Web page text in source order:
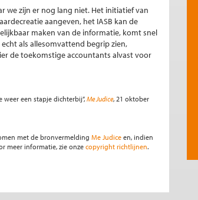
we zijn er nog lang niet. Het initiatief van
aangeven, het IASB kan de
maken van de informatie, komt snel
als allesomvattend begrip zien,
de toekomstige accountants alvast voor
een stapje dichterbij”, Me Judice, 21 oktober
met de bronvermelding Me Judice en, indien
meer informatie, zie onze copyright richtlijnen.